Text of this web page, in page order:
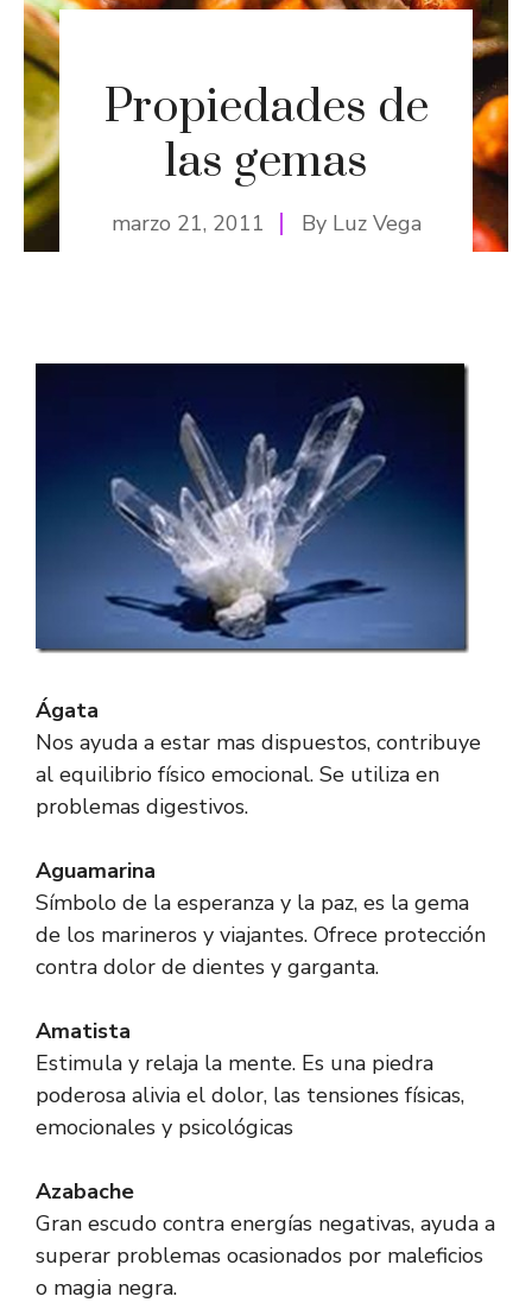
Propiedades de
las gemas
marzo 21, 2011 By Luz Vega
Ágata
Nos ayuda a estar mas dispuestos, contribuye
al equilibrio físico emocional. Se utiliza en
problemas digestivos.
Aguamarina
Símbolo de la esperanza y la paz, es la gema
de los marineros y viajantes. Ofrece protección
contra dolor de dientes y garganta.
Amatista
Estimula y relaja la mente. Es una piedra
poderosa alivia el dolor, las tensiones físicas,
emocionales y psicológicas
Azabache
Gran escudo contra energías negativas, ayuda a
superar problemas ocasionados por maleficios
o magia negra.